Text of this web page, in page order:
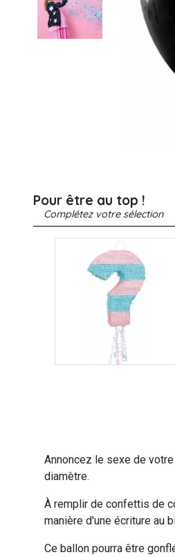
HALLOWEEN
CLOWN
PRÉHISTOIRE
GANTS
Pour être au top !
Complétez votre sélection
Annoncez le sexe de
diamètre.
À remplir de confettis de
manière d'une écriture au
Ce ballon pourra être